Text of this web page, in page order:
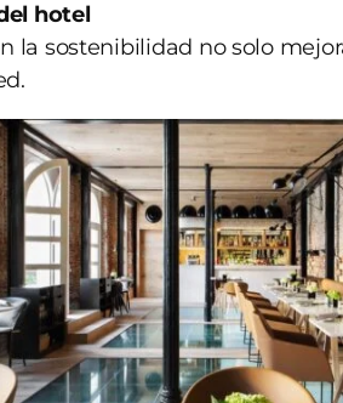
hotel
la sostenibilidad no solo